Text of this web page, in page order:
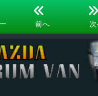
前へ